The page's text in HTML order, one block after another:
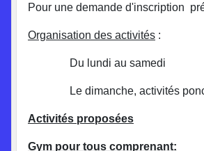
Pour une demande d'inscription
Organisation des activités :
Du lundi au samedi
Le dimanche, activités
Activités proposées
Gym pour tous comprenant: